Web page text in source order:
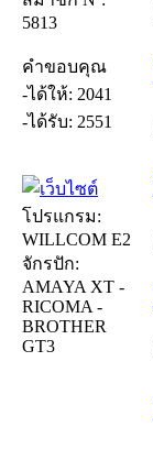
5813
คำขอบคุณ
-ได้ให้: 2041
-ได้รับ: 2551
โปรแกรม:
WILLCOM E2
จักรปัก:
AMAYA XT -
RICOMA -
BROTHER
GT3